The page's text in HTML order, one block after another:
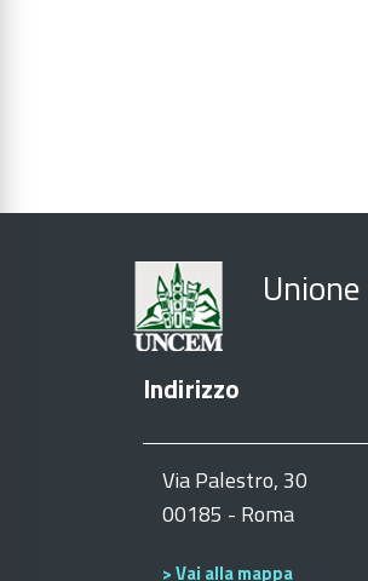
Indirizzo
Via Palestro, 30
00185 - Roma
> Vai alla mappa